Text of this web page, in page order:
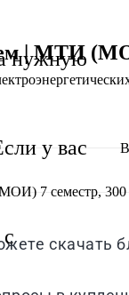
нужную
у вас
| МТИ
7 семестр, 300
скачать